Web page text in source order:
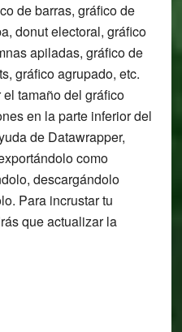
de barras, gráfico de
donut electoral, gráfico
apiladas, gráfico de
gráfico agrupado, etc.
tamaño del gráfico
en la parte inferior del
de Datawrapper,
como
descargándolo
Para incrustar tu
que actualizar la